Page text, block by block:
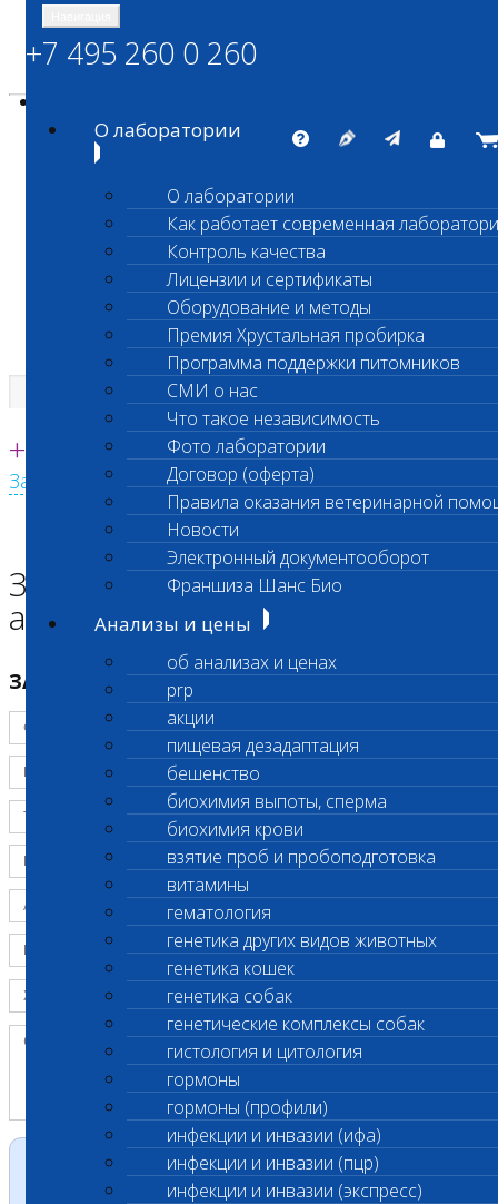
ШАНС БИО
Независимая ветеринарная лаборатория
Единая круглосуточная справочная
+7 495 260 0 260
Заказать звонок с сайта
+7 495 260 0 260
О лаборатории
О лаборатории
Как работает современная
Контроль качества
Лицензии и сертификаты
Оборудование и методы
Премия Хрустальная пробирка
Программа поддержки питомников
СМИ о нас
Что такое независимость
Фото лаборатории
Договор (оферта)
Правила оказания ветеринарной
Новости
Электронный документооборот
Франшиза Шанс Био
Анализы и цены
об анализах и ценах
prp
акции
пищевая дезадаптация
бешенство
биохимия выпоты, сперма
биохимия крови
взятие проб и пробоподготовка
витамины
гематология
генетика других видов животных
генетика кошек
генетика собак
генетические комплексы собак
гистология и цитология
гормоны
гормоны (профили)
инфекции и инвазии (ифа)
инфекции и инвазии (пцр)
инфекции и инвазии (экспресс)
Главная страница
Заявка на выезд курьера за анализами
Заявка на выезд курьера за
анализами
ЗАЯВКА НА ВЫЕЗД ВРАЧА/ЛАБОРАНТА